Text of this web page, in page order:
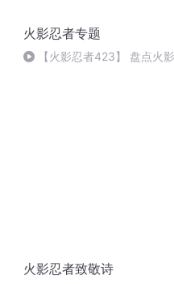
火影忍者专题
【火影忍者423】 盘点火影
火影忍者致敬诗